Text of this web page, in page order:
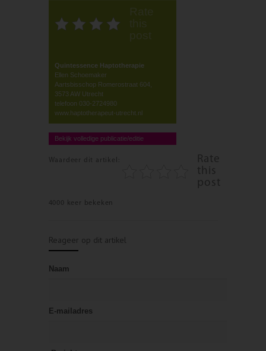
Quintessence Haptotherapie
Ellen Schoemaker
Aartsbisschop Romerostraat 604,
3573 AW Utrecht
telefoon 030-2724980
www.haptotherapeut-utrecht.nl
Bekijk volledige publicatie/editie
Waardeer dit artikel:
Rate
this
post
4000 keer bekeken
Reageer op dit artikel
Naam
E-mailadres